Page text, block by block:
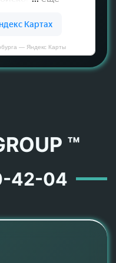
— Яндекс Карты
™
42-04